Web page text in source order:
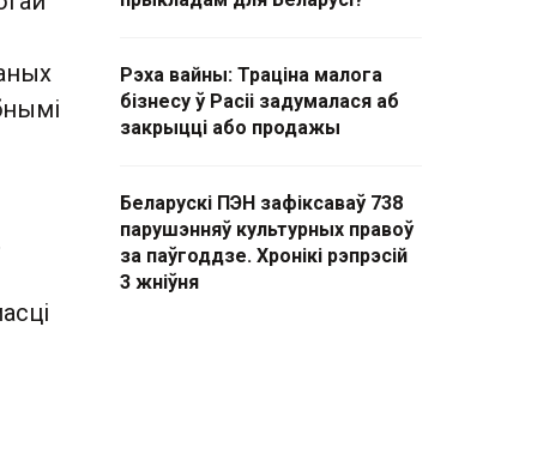
Рэха вайны: Траціна малога
бізнесу ў Расіі задумалася аб
закрыцці або продажы
Беларускі ПЭН зафіксаваў 738
парушэнняў культурных правоў
за паўгоддзе. Хронікі рэпрэсій
3 жніўня